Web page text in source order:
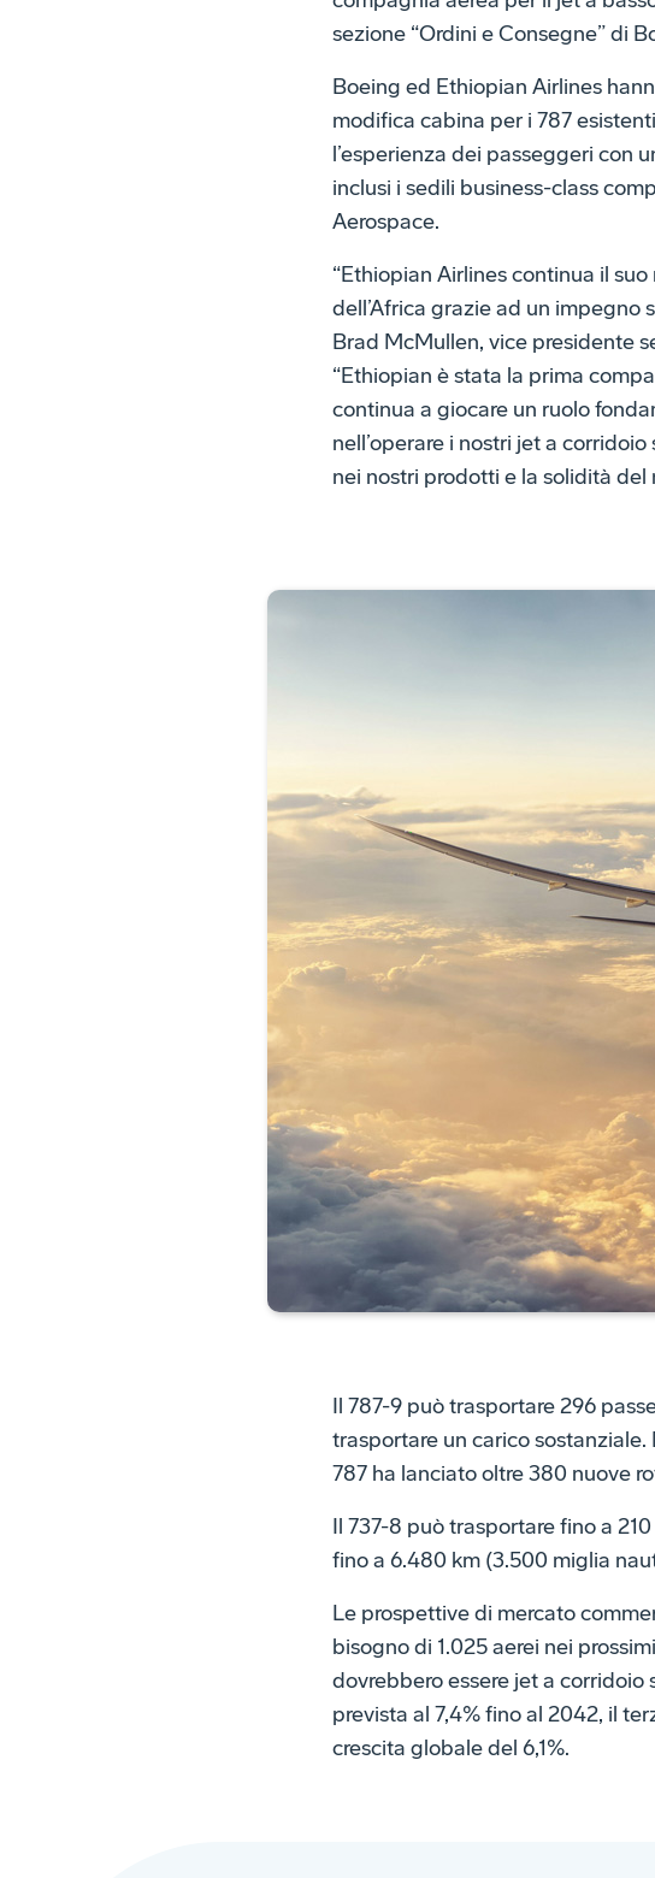
sezione “Ordini e Consegne” di
Boeing ed Ethiopian Airlines
modifica cabina per i 787
l’esperienza dei passeggeri con
inclusi i sedili business-class
Aerospace.
“Ethiopian Airlines continua il
dell’Africa grazie ad un impegno
Brad McMullen, vice presidente
“Ethiopian è stata la prima
continua a giocare un ruolo
nell’operare i nostri jet a
nei nostri prodotti e la solidità
Il 787-9 può trasportare 296
trasportare un carico
787 ha lanciato oltre 380 nuove
Il 737-8 può trasportare fino a
fino a 6.480 km (3.500 miglia
Le prospettive di mercato
bisogno di 1.025 aerei nei
dovrebbero essere jet a
prevista al 7,4% fino al 2042, il
crescita globale del 6,1%.